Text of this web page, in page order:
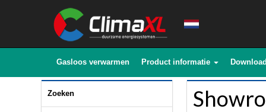
Gasloos verwarmen Product informatie
Zoeken